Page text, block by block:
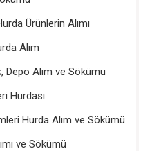
Ürünlerin Alımı
Alım
Depo Alım ve Sökümü
Hurdası
Hurda Alım ve Sökümü
ve Sökümü